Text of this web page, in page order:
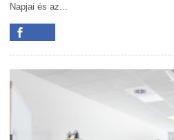
Napjai és az...